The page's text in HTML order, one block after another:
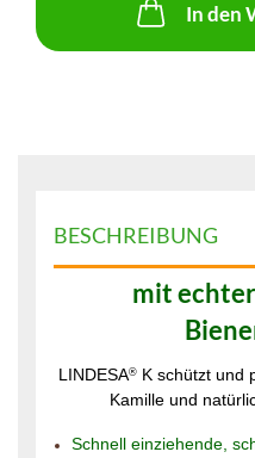
In den
BESCHREIBUNG
mit
LINDESA®K schützt und
Kamille und
Schnell einziehende,